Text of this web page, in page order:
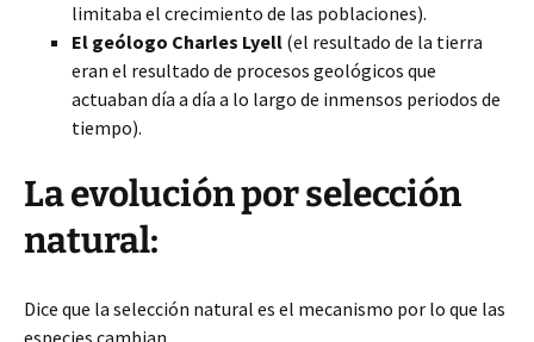
limitaba el crecimiento de las poblaciones).
El geólogo Charles Lyell (el resultado de la tierra
eran el resultado de procesos geológicos que
actuaban día a día a lo largo de inmensos periodos de
tiempo).
La evolución por selección
natural:
Dice que la selección natural es el mecanismo por lo que las
especies cambian.